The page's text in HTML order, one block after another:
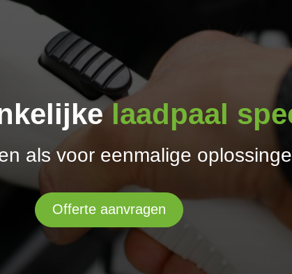
laadpaal
als voor eenmalige
Offerte aanvragen